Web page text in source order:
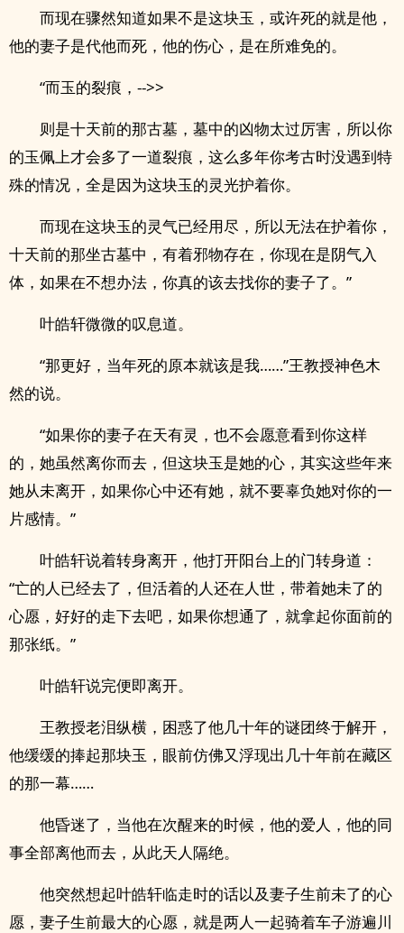
而现在骤然知道如果不是这块玉，或许死的就是他，
他的妻子是代他而死，他的伤心，是在所难免的。
“而玉的裂痕，-->>
则是十天前的那古墓，墓中的凶物太过厉害，所以你
的玉佩上才会多了一道裂痕，这么多年你考古时没遇到特
殊的情况，全是因为这块玉的灵光护着你。
而现在这块玉的灵气已经用尽，所以无法在护着你，
十天前的那坐古墓中，有着邪物存在，你现在是阴气入
体，如果在不想办法，你真的该去找你的妻子了。”
叶皓轩微微的叹息道。
“那更好，当年死的原本就该是我……”王教授神色木
然的说。
“如果你的妻子在天有灵，也不会愿意看到你这样
的，她虽然离你而去，但这块玉是她的心，其实这些年来
她从未离开，如果你心中还有她，就不要辜负她对你的一
片感情。”
叶皓轩说着转身离开，他打开阳台上的门转身道：
“亡的人已经去了，但活着的人还在人世，带着她未了的
心愿，好好的走下去吧，如果你想通了，就拿起你面前的
那张纸。”
叶皓轩说完便即离开。
王教授老泪纵横，困惑了他几十年的谜团终于解开，
他缓缓的捧起那块玉，眼前仿佛又浮现出几十年前在藏区
的那一幕……
他昏迷了，当他在次醒来的时候，他的爱人，他的同
事全部离他而去，从此天人隔绝。
他突然想起叶皓轩临走时的话以及妻子生前未了的心
愿，妻子生前最大的心愿，就是两人一起骑着车子游遍川